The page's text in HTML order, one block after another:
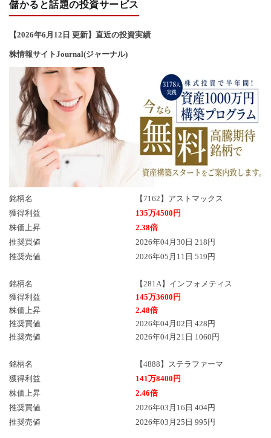
儲かると話題の投資サービス
【2026年6 月12 日 更新】直近の投資実績
株情報サイトJournal(ジャーナル)
銘柄名
【7162】アストマックス
獲得利益
135万4500円
株価上昇
2.38倍
推奨買値
2026年04月30日 218円
推奨売値
2026年05月11日 519円
銘柄名
【281A】インフォメティス
獲得利益
145万3600円
株価上昇
2.48倍
推奨買値
2026年04月02日 428円
推奨売値
2026年04月21日 1060円
銘柄名
【4888】ステラファーマ
獲得利益
141万8400円
株価上昇
2.46倍
推奨買値
2026年03月16日 404円
推奨売値
2026年03月25日 995円